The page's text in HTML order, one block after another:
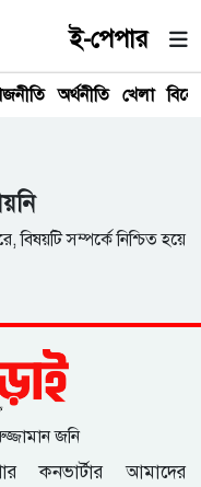
ই-পেপার
অর্থনীতি খেলা
সম্পর্কে নিশ্চিত হয়ে
জনি
কনভার্টার
আমাদের